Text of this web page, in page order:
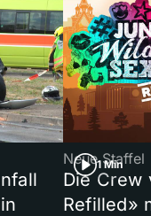
1 Min
Neue Staffel
Die Crew
Refilled»